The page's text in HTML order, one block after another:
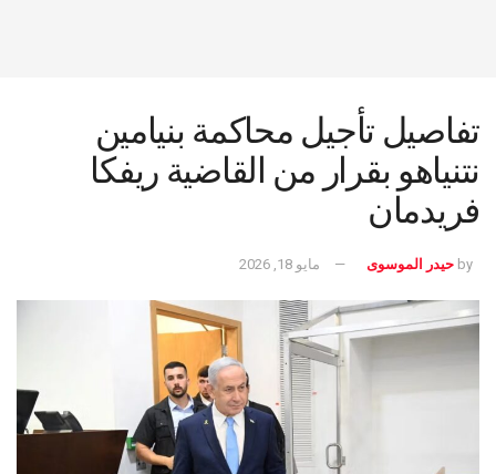
تفاصيل تأجيل محاكمة بنيامين
نتنياهو بقرار من القاضية ريفكا
فريدمان
by حيدر الموسوى مايو 18, 2026